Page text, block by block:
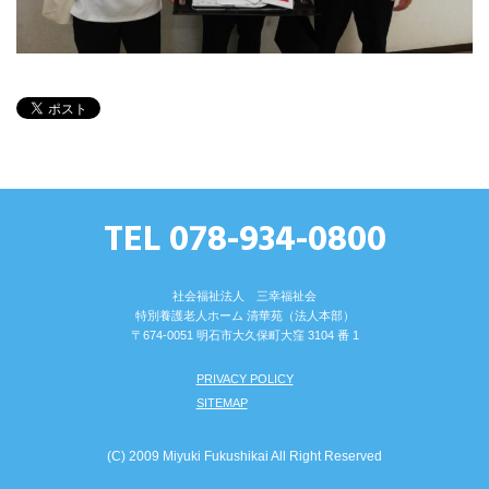
TEL 078-934-0800
社会福祉法人 三幸福祉会
特別養護⽼⼈ホーム 清華苑（法⼈本部）
〒674-0051 明⽯市⼤久保町⼤窪 3104 番 1
PRIVACY POLICY
SITEMAP
(C) 2009 Miyuki Fukushikai All Right Reserved